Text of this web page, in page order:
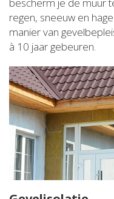
regen, sneeuw en
manier van
à 10 jaar gebeuren.